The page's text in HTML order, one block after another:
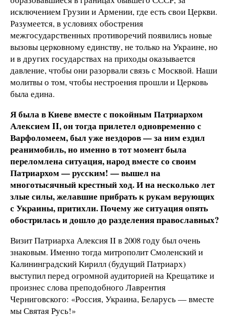
исключением Грузии и Армении, где есть свои Церкви.
Разумеется, в условиях обострения
межгосударственных противоречий появились новые
вызовы церковному единству, не только на Украине, но
и в других государствах на приходы оказывается
давление, чтобы они разорвали связь с Москвой. Наши
молитвы о том, чтобы нестроения прошли и Церковь
была едина.
Я была в Киеве вместе с покойным Патриархом
Алексием II, он тогда прилетел одновременно с
Варфоломеем, был уже нездоров — за ним ездил
реанимобиль, но именно в тот момент была
переломлена ситуация, народ вместе со своим
Патриархом — русским! — вышел на
многотысячный крестный ход. И на несколько лет
злые силы, желавшие прибрать к рукам верующих
с Украины, притихли. Почему же ситуация опять
обострилась и дошло до разделения православных?
Визит Патриарха Алексия II в 2008 году был очень
знаковым. Именно тогда митрополит Смоленский и
Калининградский Кирилл (будущий Патриарх)
выступил перед огромной аудиторией на Крещатике и
произнес слова преподобного Лаврентия
Черниговского: «Россия, Украина, Беларусь — вместе
мы Святая Русь!»